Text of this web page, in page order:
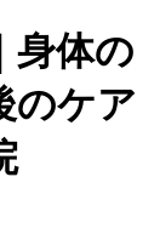
身体の
のケア